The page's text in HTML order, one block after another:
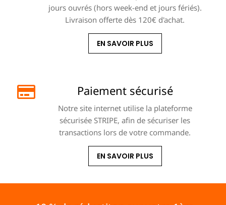
jours ouvrés (hors week-end et jours fériés).
Livraison offerte dès 120€ d'achat.
EN SAVOIR PLUS
Paiement sécurisé
Notre site internet utilise la plateforme
sécurisée STRIPE, afin de sécuriser les
transactions lors de votre commande.
EN SAVOIR PLUS